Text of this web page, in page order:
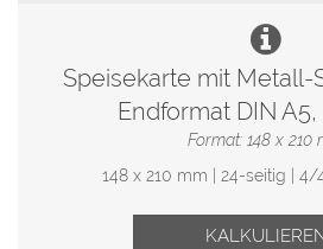
Speisekarte mit Metall-
Endformat DIN
Format: 148 x 210
148 x 210 mm | 24-seitig |